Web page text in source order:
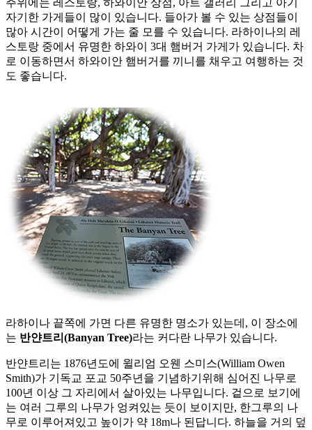
주위에는 레스토랑, 하와이안 상점, 아트 갤러리 그리고 아기
자기한 가게들이 많이 있습니다. 들아가 볼 수 있는 상점들이
많아 시간이 어떻게 가는 줄 모를 수 있습니다. 라하이나의 레
스토랑 중에서 유명한 하와이 3대 햄버거 가게가 있습니다. 차
로 이동하면서 하와이안 햄버거를 끼니를 채우고 여행하는 것
도 좋습니다.
라하이나 끝쪽에 가면 다른 유명한 명소가 있는데, 이 장소에
는 반얀트리(Banyan Tree)라는 커다란 나무가 있습니다.
반얀트리는 1876년도에 윌리엄 오웬 스미스(William Owen
Smith)가 기독교 포교 50주년을 기념하기위해 심어진 나무로
100년 이상 그 자리에서 살아있는 나무입니다. 겉으로 보기에
는 여러 그루의 나무가 엉켜있는 듯이 보이지만, 한그루의 나
무로 이루어져있고 높이가 약 18m나 된답니다. 하늘을 거의 덮